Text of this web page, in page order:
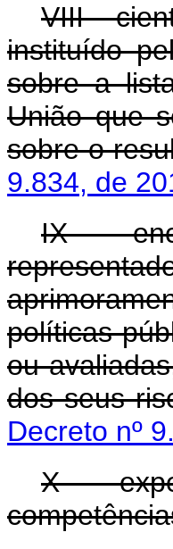
VIII -
instituído
sobre a
União que
sobre o
9.834, de
IX -
políticas
ou
dos seus
Decreto nº
X -